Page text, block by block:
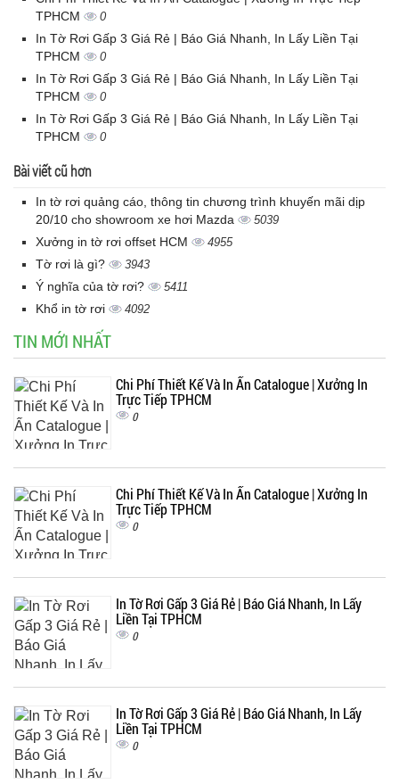
TPHCM
0
In Tờ Rơi Gấp 3 Giá Rẻ | Báo Giá Nhanh, In Lấy Liền Tại
TPHCM
0
In Tờ Rơi Gấp 3 Giá Rẻ | Báo Giá Nhanh, In Lấy Liền Tại
TPHCM
0
In Tờ Rơi Gấp 3 Giá Rẻ | Báo Giá Nhanh, In Lấy Liền Tại
TPHCM
0
Bài viết cũ hơn
In tờ rơi quảng cáo, thông tin chương trình khuyến mãi dịp
20/10 cho showroom xe hơi Mazda
5039
Xưởng in tờ rơi offset HCM 4955
Tờ rơi là gì? 3943
Ý nghĩa của tờ rơi? 5411
Khổ in tờ rơi 4092
TIN MỚI NHẤT
Chi Phí Thiết Kế Và In Ấn Catalogue | Xưởng In
Trực Tiếp TPHCM
0
Chi Phí Thiết Kế Và In Ấn Catalogue | Xưởng In
Trực Tiếp TPHCM
0
In Tờ Rơi Gấp 3 Giá Rẻ | Báo Giá Nhanh, In Lấy
Liền Tại TPHCM
0
In Tờ Rơi Gấp 3 Giá Rẻ | Báo Giá Nhanh, In Lấy
Liền Tại TPHCM
0